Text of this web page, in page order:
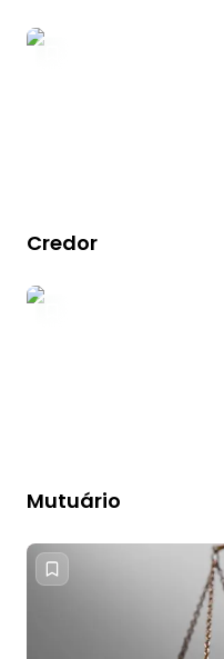
Credor
Mutuário